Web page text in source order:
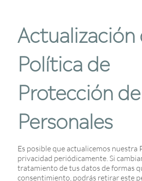
Actualización
Política de
Protección
Personales
Es posible que actualicemos nuestra
privacidad periódicamente. Si
tratamiento de tus datos de formas
consentimiento, podrás retirar este